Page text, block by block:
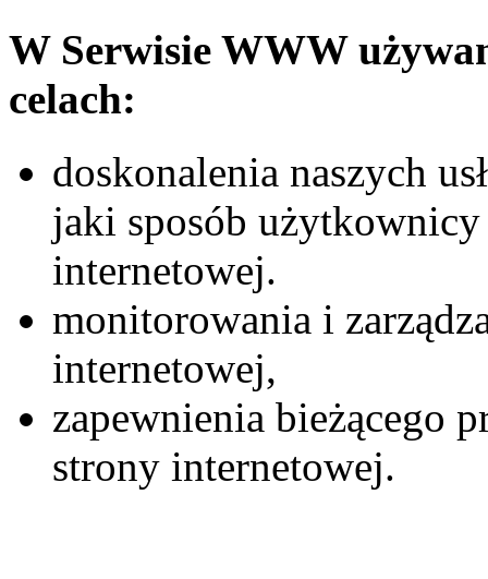
W Serwisie WWW
celach:
doskonalenia naszych
jaki sposób
internetowej.
monitorowania i
internetowej,
zapewnienia bieżącego
strony internetowej.